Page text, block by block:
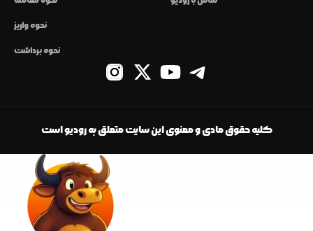
نحوه واریز
نحوه برداشت
کلیه حقوق مادی و معنوی این سایت متعلق به رودیو است